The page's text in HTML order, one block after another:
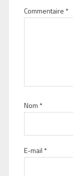
Commentaire *
Nom *
E-mail *